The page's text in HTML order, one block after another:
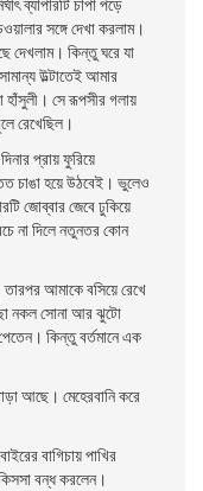
ব্যাপারটি চাপা পড়ে
সঙ্গে দেখা করলাম।
দেখলাম। কিন্তু ঘরে যা
উল্টাতেই আমার
হাঁসুলী। সে রূপসীর গলায়
রেখেছিল।
প্রায় ফুরিয়ে
চাঙা হয়ে উঠবেই। ভুলেও
জোব্বার জেবে ঢুকিয়ে
না দিলে নতুনতর কোন
তারপর আমাকে বসিয়ে রেখে
নকল সােনা আর ঝুটো
কিন্তু বর্তমানে এক
আছে। মেহেরবানি করে
বাগিচায় পাখির
বন্ধ করলেন।